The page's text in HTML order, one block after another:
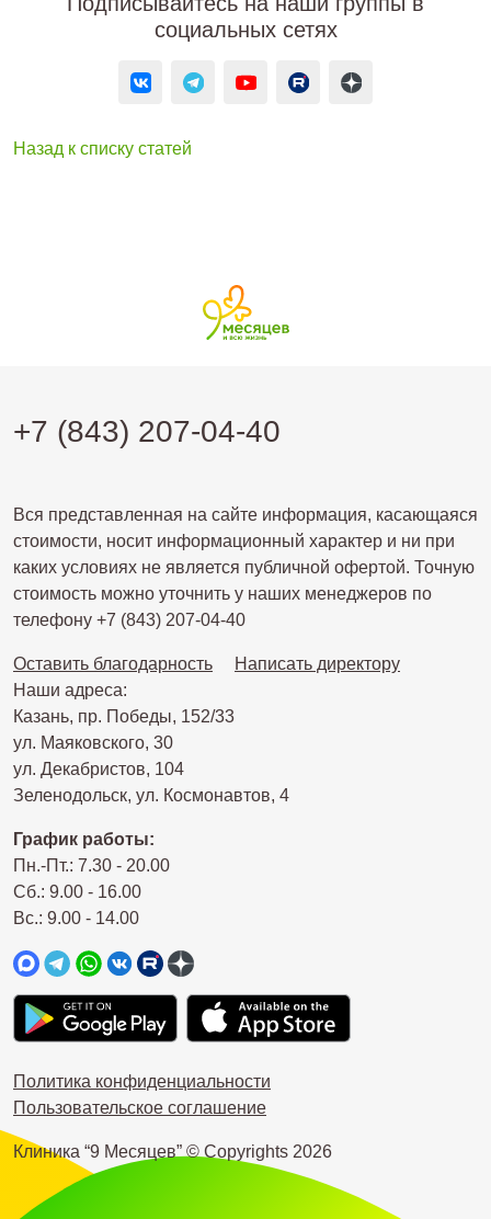
социальных сетях
Назад к списку статей
+7 (843) 207-04-40
Вся представленная на сайте информация, касающаяся
стоимости, носит информационный характер и ни при
каких условиях не является публичной офертой. Точную
стоимость можно уточнить у наших менеджеров по
телефону +7 (843) 207-04-40
Оставить благодарность
Написать директору
Наши адреса:
Казань, пр. Победы, 152/33
ул. Маяковского, 30
ул. Декабристов, 104
Зеленодольск, ул. Космонавтов, 4
График работы:
Пн.-Пт.: 7.30 - 20.00
Сб.: 9.00 - 16.00
Вс.: 9.00 - 14.00
Клиника “9 Месяцев” © Copyrights 2026
Политика конфиденциальности
Пользовательское соглашение